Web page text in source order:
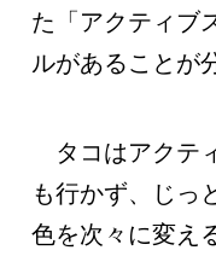
た「アクティブ
ルがあることが
タコはアクテ
も行かず、じっ
色を次々に変え